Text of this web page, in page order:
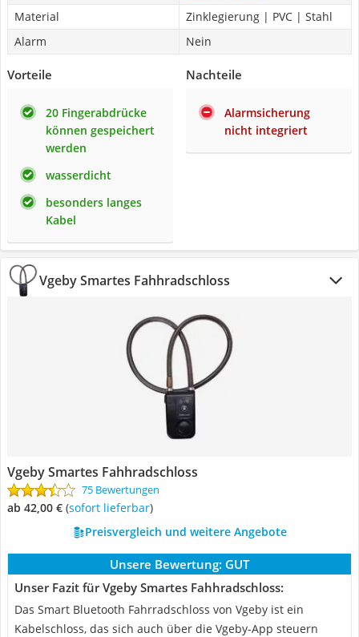
Material
Zinklegierung | PVC | Stahl
Alarm
Nein
Vorteile
20 Fingerabdrücke
können gespeichert
werden
wasserdicht
besonders langes
Kabel
Nachteile
Alarmsicherung
nicht integriert
Vgeby Smartes Fahhradschloss
Vgeby Smartes Fahhradschloss
75 Bewertungen
ab 42,00 € ( Sofort lieferbar)
Preisvergleich und weitere Angebote
Unsere Bewertung: GUT
Unser Fazit für Vgeby Smartes Fahhradschloss:
Das Smart Bluetooth Fahrradschloss von Vgeby ist ein
Kabelschloss, das sich auch über die Vgeby-App steuern